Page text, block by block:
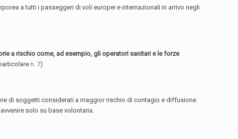
a tutti i passeggeri di voli europei e internazionali in arrivo negli
a rischio come, ad esempio, gli operatori sanitari e le forze
n. 7)
di soggetti considerati a maggior rischio di contagio e diffusione
solo su base volontaria.